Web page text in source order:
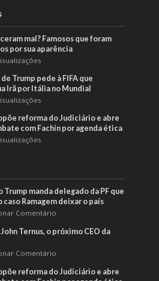
mal? Famosos que foram
por sua aparência
Trump pede à FIFA que
Irã por Itália no Mundial
reforma do Judiciário e abre
com Fachin por agenda ética
Trump manda delegado da PF que
caso Ramagem deixar o país
Comentário
Ternus, o próximo CEO da
Comentário
reforma do Judiciário e abre